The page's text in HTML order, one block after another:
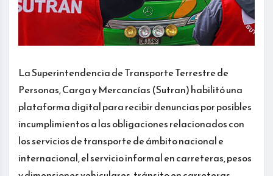
La Superintendencia de Transporte Terrestre de
Personas, Carga y Mercancías (Sutran) habilitó una
plataforma digital para recibir denuncias por posibles
incumplimientos a las obligaciones relacionados con
los servicios de transporte de ámbito nacional e
internacional, el servicio informal en carreteras, pesos